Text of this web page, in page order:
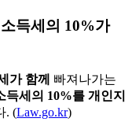
득세의 10%가
가 함께
빠져나가는
득세의 10%를 개인지
. (Law.go.kr)